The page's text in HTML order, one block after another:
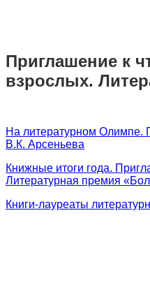
Приглашение к
взрослых.
На литературном Олимпе.
В.К. Арсеньева
Книжные итоги года.
Литературная премия
Книги-лауреаты